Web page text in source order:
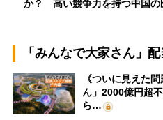
か？ 高い競争力を持つ中国
「みんなで大家さん」
《ついに見えた
ん」2000億円超
ら…